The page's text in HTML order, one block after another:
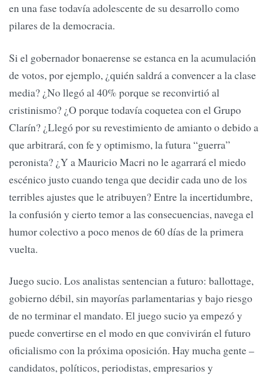
en una fase todavía adolescente de su desarrollo como
pilares de la democracia.
Si el gobernador bonaerense se estanca en la acumulación
de votos, por ejemplo, ¿quién saldrá a convencer a la clase
media? ¿No llegó al 40% porque se reconvirtió al
cristinismo? ¿O porque todavía coquetea con el Grupo
Clarín? ¿Llegó por su revestimiento de amianto o debido a
que arbitrará, con fe y optimismo, la futura “guerra”
peronista? ¿Y a Mauricio Macri no le agarrará el miedo
escénico justo cuando tenga que decidir cada uno de los
terribles ajustes que le atribuyen? Entre la incertidumbre,
la confusión y cierto temor a las consecuencias, navega el
humor colectivo a poco menos de 60 días de la primera
vuelta.
Juego sucio. Los analistas sentencian a futuro: ballottage,
gobierno débil, sin mayorías parlamentarias y bajo riesgo
de no terminar el mandato. El juego sucio ya empezó y
puede convertirse en el modo en que convivirán el futuro
oficialismo con la próxima oposición. Hay mucha gente –
candidatos, políticos, periodistas, empresarios y